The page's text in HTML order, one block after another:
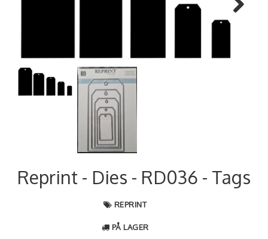
Next
Reprint - Dies - RD036 - Tags
REPRINT
PÅ LAGER